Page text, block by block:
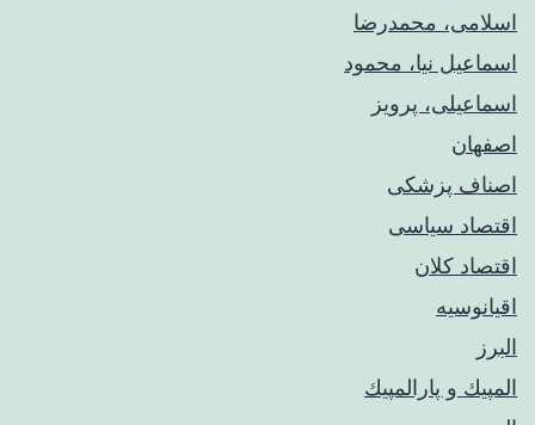
اسلامی، محمدرضا
اسماعیل نیا، محمود
اسماعیلی، پرویز
اصفهان
اصناف پزشکی
اقتصاد سیاسی
اقتصاد کلان
اقیانوسیه
البرز
المپيك و پارالمپيك